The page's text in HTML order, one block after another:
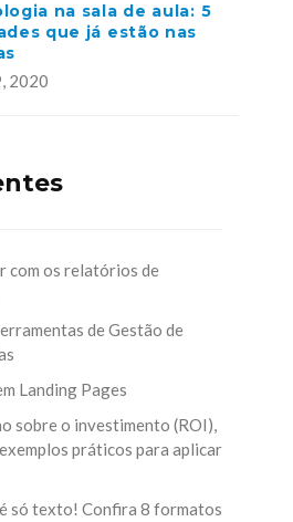
na sala de aula: 5
que já estão nas
2020
com os relatórios de
de Gestão de
Landing Pages
sobre o investimento (ROI),
práticos para aplicar
só texto! Confira 8 formatos